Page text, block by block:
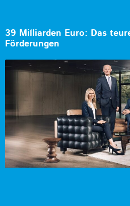
39 Milliarden Euro: Das
Förderungen